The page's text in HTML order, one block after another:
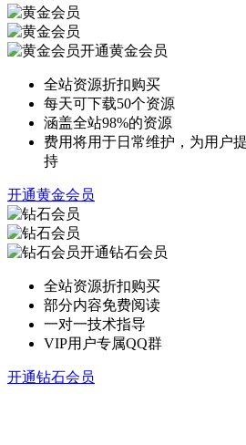
开通黄金会员
全站资源折扣购买
每天可下载50个资源
涵盖全站98%的资源
费用将用于日常维护，为用户
持
开通黄金会员
开通钻石会员
全站资源折扣购买
部分内容免费阅读
一对一技术指导
VIP用户专属QQ群
开通钻石会员